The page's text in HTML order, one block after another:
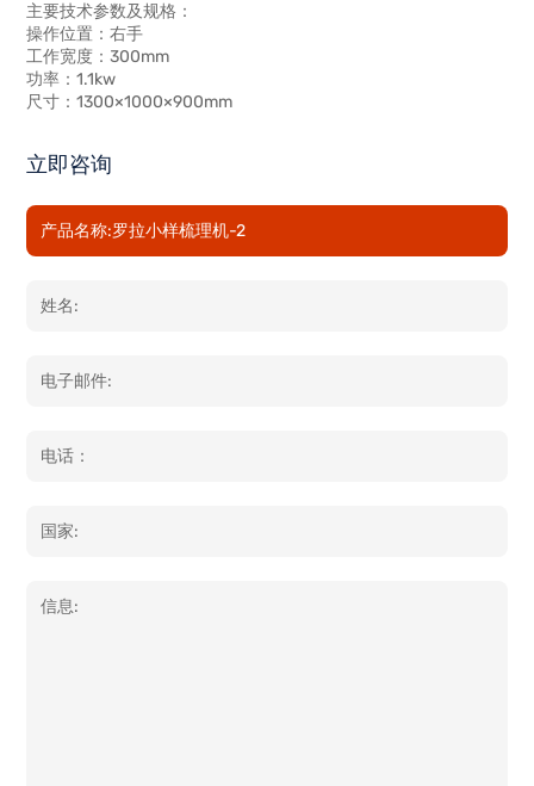
主要技术参数及规格：
操作位置：右手
工作宽度：300mm
功率：1.1kw
尺寸：1300×1000×900mm
立即咨询